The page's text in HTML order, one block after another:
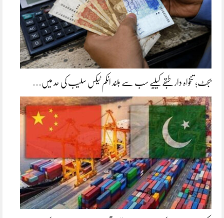
بجٹ؛ تنخواہ دار طبقے کیلیے سب سے بلند انکم ٹیکس سلیب کی حد میں…